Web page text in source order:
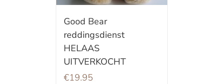
Good Bear
reddingsdienst
HELAAS
UITVERKOCHT
€19.95